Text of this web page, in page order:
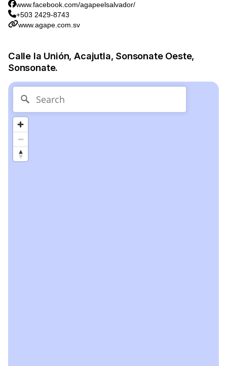
www.facebook.com/agapeelsalvador/
+503 2429-8743
www.agape.com.sv
Calle la Unión, Acajutla, Sonsonate Oeste,
Sonsonate.